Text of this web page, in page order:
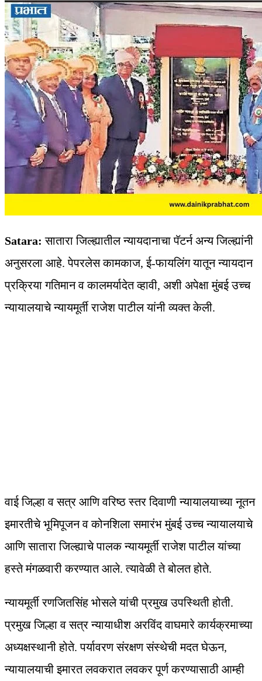
Satara: सातारा जिल्ह्यातील न्यायदानाचा पॅटर्न अन्य जिल्ह्यांनी
अनुसरला आहे. पेपरलेस कामकाज, ई-फायलिंग यातून न्यायदान
प्रक्रिया गतिमान व कालमर्यादेत व्हावी, अशी अपेक्षा मुंबई उच्च
न्यायालयाचे न्यायमूर्ती राजेश पाटील यांनी व्यक्त केली.
वाई जिल्हा व सत्र आणि वरिष्ठ स्तर दिवाणी न्यायालयाच्या नूतन
इमारतीचे भूमिपूजन व कोनशिला समारंभ मुंबई उच्च न्यायालयाचे
आणि सातारा जिल्ह्याचे पालक न्यायमूर्ती राजेश पाटील यांच्या
हस्ते मंगळवारी करण्यात आले. त्यावेळी ते बोलत होते.
न्यायमूर्ती रणजितसिंह भोसले यांची प्रमुख उपस्थिती होती.
प्रमुख जिल्हा व सत्र न्यायाधीश अरविंद वाघमारे कार्यक्रमाच्या
अध्यक्षस्थानी होते. पर्यावरण संरक्षण संस्थेची मदत घेऊन,
न्यायालयाची इमारत लवकरात लवकर पूर्ण करण्यासाठी आम्ही